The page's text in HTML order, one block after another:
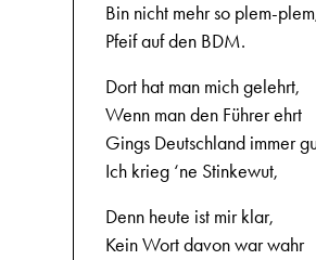
Bin nicht mehr so plem-
Pfeif auf den BDM.
Dort hat man mich gelehrt,
Wenn man den Führer ehrt
Gings Deutschland immer
Ich krieg ‘ne Stinkewut,
Denn heute ist mir klar,
Kein Wort davon war wahr